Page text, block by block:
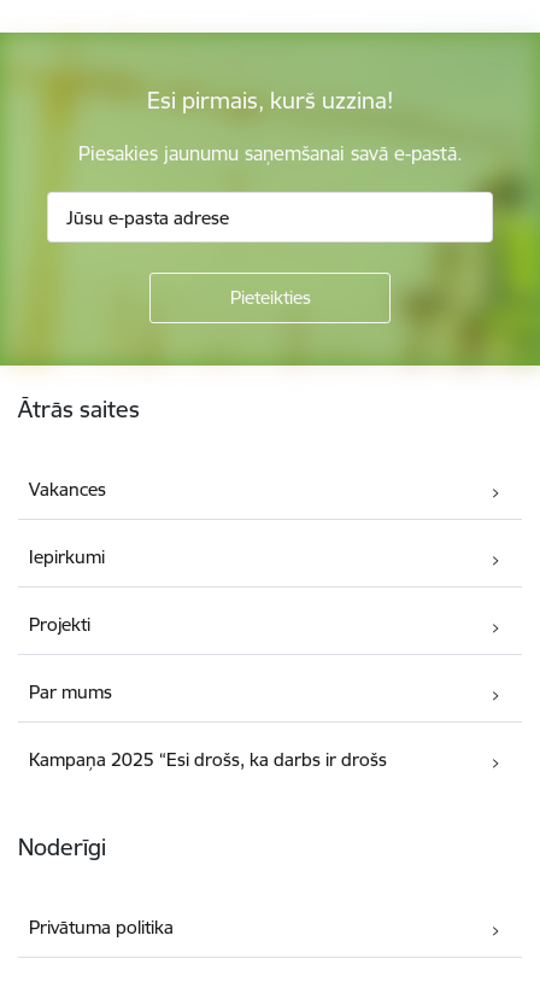
Esi pirmais, kurš uzzina!
Piesakies jaunumu saņemšanai savā e-pastā.
Ātrās saites
Vakances
Iepirkumi
Projekti
Par mums
Kampaņa 2025 “Esi drošs, ka darbs ir drošs
Noderīgi
Privātuma politika